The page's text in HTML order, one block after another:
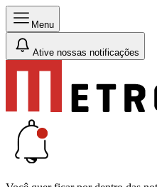
Menu
Ative nossas notificações